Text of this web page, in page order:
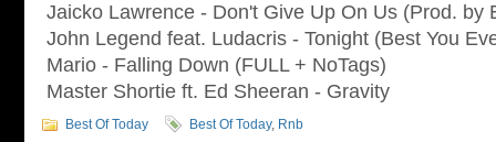
Jaicko Lawrence - Don't Give Up On Us (Prod. by
John Legend feat. Ludacris - Tonight (Best You
Mario - Falling Down (FULL + NoTags)
Master Shortie ft. Ed Sheeran - Gravity
Best Of Today Best Of Today, Rnb